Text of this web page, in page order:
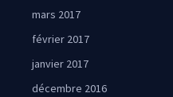
mars 2017
février 2017
janvier 2017
décembre 2016